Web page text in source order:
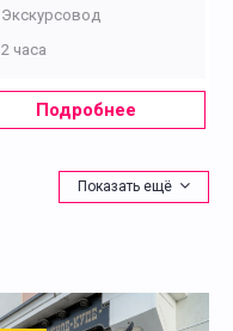
Экскурсовод
2 часа
Подробнее
Показать ещё